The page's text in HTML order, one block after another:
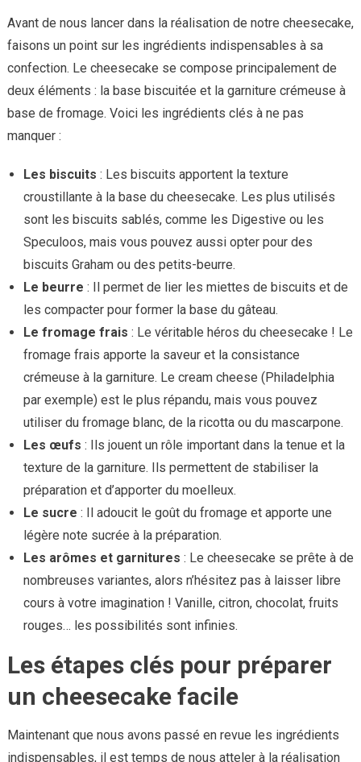
Avant de nous lancer dans la réalisation de notre cheesecake,
faisons un point sur les ingrédients indispensables à sa
confection. Le cheesecake se compose principalement de
deux éléments : la base biscuitée et la garniture crémeuse à
base de fromage. Voici les ingrédients clés à ne pas
manquer :
Les biscuits : Les biscuits apportent la texture
croustillante à la base du cheesecake. Les plus utilisés
sont les biscuits sablés, comme les Digestive ou les
Speculoos, mais vous pouvez aussi opter pour des
biscuits Graham ou des petits-beurre.
Le beurre : Il permet de lier les miettes de biscuits et de
les compacter pour former la base du gâteau.
Le fromage frais : Le véritable héros du cheesecake ! Le
fromage frais apporte la saveur et la consistance
crémeuse à la garniture. Le cream cheese (Philadelphia
par exemple) est le plus répandu, mais vous pouvez
utiliser du fromage blanc, de la ricotta ou du mascarpone.
Les œufs : Ils jouent un rôle important dans la tenue et la
texture de la garniture. Ils permettent de stabiliser la
préparation et d’apporter du moelleux.
Le sucre : Il adoucit le goût du fromage et apporte une
légère note sucrée à la préparation.
Les arômes et garnitures : Le cheesecake se prête à de
nombreuses variantes, alors n’hésitez pas à laisser libre
cours à votre imagination ! Vanille, citron, chocolat, fruits
rouges… les possibilités sont infinies.
Les étapes clés pour préparer
un cheesecake facile
Maintenant que nous avons passé en revue les ingrédients
indispensables, il est temps de nous atteler à la réalisation